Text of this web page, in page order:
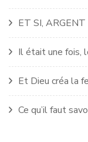
ET SI,
Il était une fois,
Et Dieu créa la
Ce qu’il faut